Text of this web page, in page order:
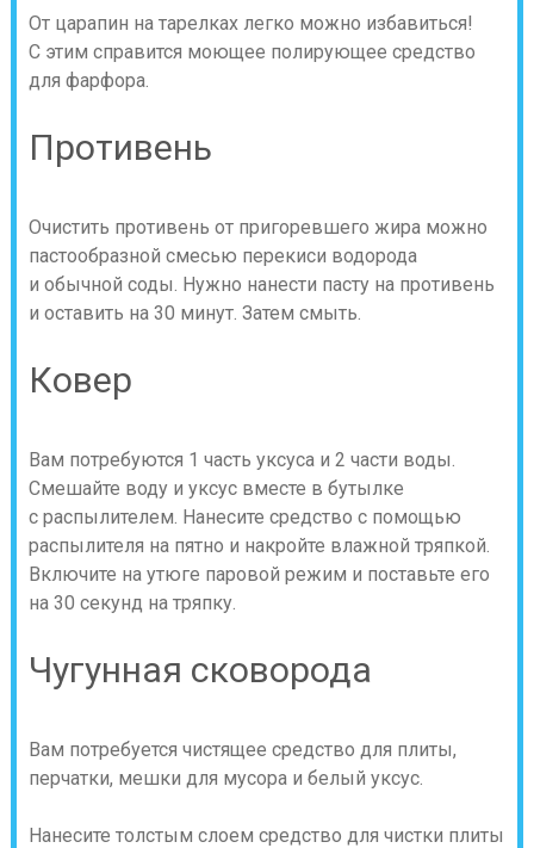
От царапин на тарелках легко можно избавиться!
С этим справится моющее полирующее средство
для фарфора.
Противень
Очистить противень от пригоревшего жира можно
пастообразной смесью перекиси водорода
и обычной соды. Нужно нанести пасту на противень
и оставить на 30 минут. Затем смыть.
Ковер
Вам потребуются 1 часть уксуса и 2 части воды.
Смешайте воду и уксус вместе в бутылке
с распылителем. Нанесите средство с помощью
распылителя на пятно и накройте влажной тряпкой.
Включите на утюге паровой режим и поставьте его
на 30 секунд на тряпку.
Чугунная сковорода
Вам потребуется чистящее средство для плиты,
перчатки, мешки для мусора и белый уксус.
Нанесите толстым слоем средство для чистки плиты